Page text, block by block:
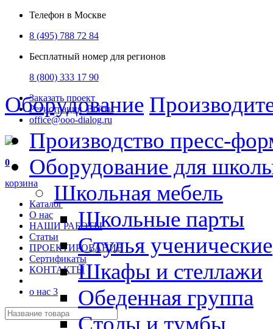
Телефон в Москве
8 (495) 788 72 84
Бесплатный номер для регионов
8 (800) 333 17 90
Заказать проект
Регистрация Войти
office@ooo-dialog.ru
0
корзина
Каталог
О нас
НАШИ РАБОТЫ
Статьи
ПРОЕКТИРОВАНИЕ
Сертификаты
КОНТАКТЫ
о нас 3
Оборудование
Производство пресс-
Оборудование для
Школьная мебель
Школьные парты
Стулья ученические
Шкафы и стеллажи
Обеденная группа
Столы и тумбы